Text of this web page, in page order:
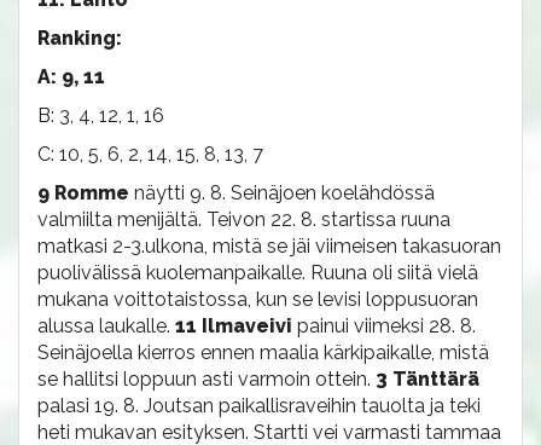
Ranking:
A: 9, 11
B: 3, 4, 12, 1, 16
C: 10, 5, 6, 2, 14, 15, 8, 13, 7
9 Romme näytti 9. 8. Seinäjoen koelähdössä
valmiilta menijältä. Teivon 22. 8. startissa ruuna
matkasi 2-3.ulkona, mistä se jäi viimeisen takasuoran
puolivälissä kuolemanpaikalle. Ruuna oli siitä vielä
mukana voittotaistossa, kun se levisi loppusuoran
alussa laukalle. 11 Ilmaveivi painui viimeksi 28. 8.
Seinäjoella kierros ennen maalia kärkipaikalle, mistä
se hallitsi loppuun asti varmoin ottein. 3 Tänttärä
palasi 19. 8. Joutsan paikallisraveihin tauolta ja teki
heti mukavan esityksen. Startti vei varmasti tammaa